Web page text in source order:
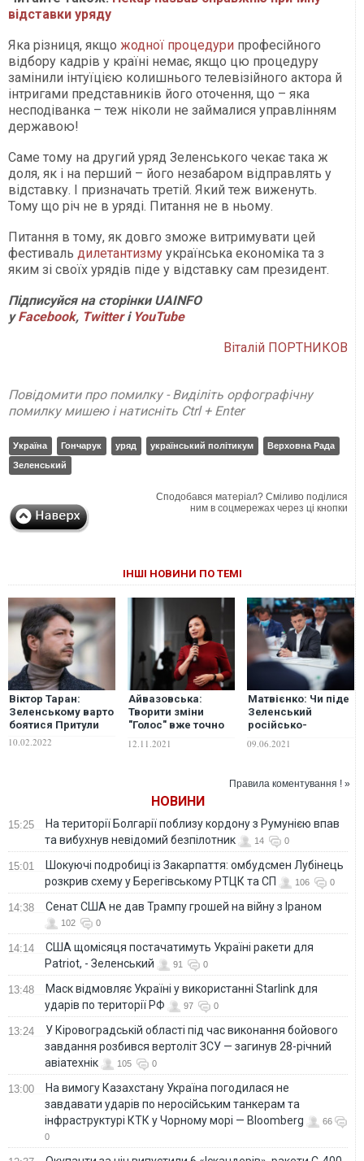
відставки уряду
Яка різниця, якщо жодної процедури професійного
відбору кадрів у країні немає, якщо цю процедуру
замінили інтуїцією колишнього телевізійного актора й
інтригами представників його оточення, що – яка
несподіванка – теж ніколи не займалися управлінням
державою!
Саме тому на другий уряд Зеленського чекає така ж
доля, як і на перший – його незабаром відправлять у
відставку. І призначать третій. Який теж виженуть.
Тому що річ не в уряді. Питання не в ньому.
Питання в тому, як довго зможе витримувати цей
фестиваль дилетантизму українська економіка та з
яким зі своїх урядів піде у відставку сам президент.
Підписуйся на сторінки UAINFO
уFacebook, Twitterі YouTube
Віталій ПОРТНИКОВ
Повідомити про помилку - Виділіть орфографічну
помилку мишею і натисніть Ctrl + Enter
Україна Гончарук уряд український політикум
Верховна Рада
Зеленський
Сподобався матеріал? Сміливо поділися
ним в соцмережах через ці кнопки
ІНШІ НОВИНИ ПО ТЕМІ
Віктор Таран:
Зеленському варто
боятися Притули
10.02.2022
Айвазовська:
Творити зміни
"Голос" вже точно
не буде, але і
перешкоджати
12.11.2021
Матвієнко: Чи піде
Зеленський
російсько-
білоруським
шляхом?
09.06.2021
Правила коментування ! »
НОВИНИ
15:25
На території Болгарії поблизу кордону з Румунією впав
та вибухнув невідомий безпілотник
14 0
15:01
Шокуючі подробиці із Закарпаття: омбудсмен Лубінець
розкрив схему у Берегівському РТЦК та СП
106 0
14:38 Сенат США не дав Трампу грошей на війну з Іраном
102 0
14:14
США щомісяця постачатимуть Україні ракети для
Patriot, - Зеленський
91 0
13:48
Маск відмовляє Україні у використанні Starlink для
ударів по території РФ
97 0
13:24
У Кіровоградській області під час виконання бойового
завдання розбився вертоліт ЗСУ — загинув 28-річний
авіатехнік
105 0
13:00
На вимогу Казахстану Україна погодилася не
завдавати ударів по неросійським танкерам та
інфраструктурі КТК у Чорному морі — Bloomberg
66
0